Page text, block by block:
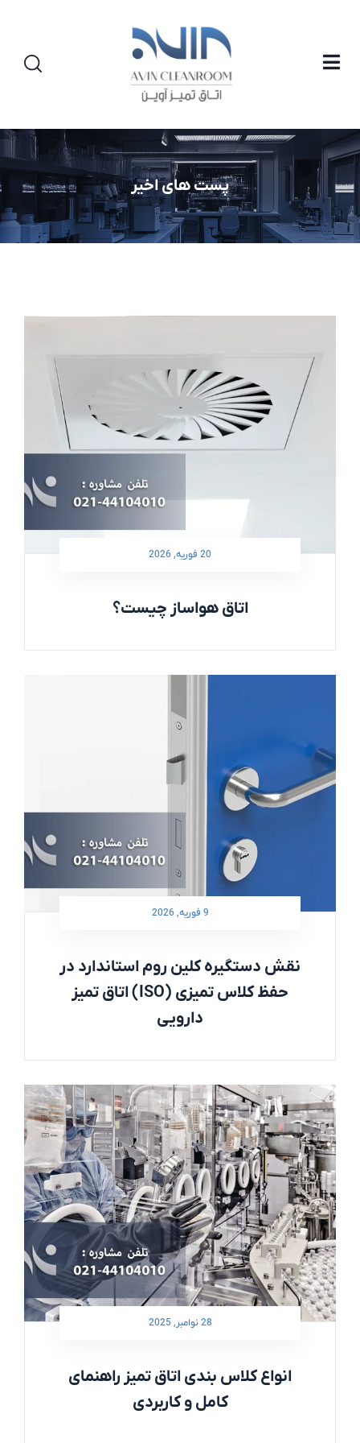
پست های اخیر
20 فوریه, 2026
اتاق هواساز چیست؟
9 فوریه, 2026
نقش دستگیره کلین روم استاندارد در
حفظ کلاس تمیزی (ISO) اتاق تمیز
دارویی
28 نوامبر, 2025
انواع کلاس‌ بندی اتاق تمیز راهنمای
کامل و کاربردی